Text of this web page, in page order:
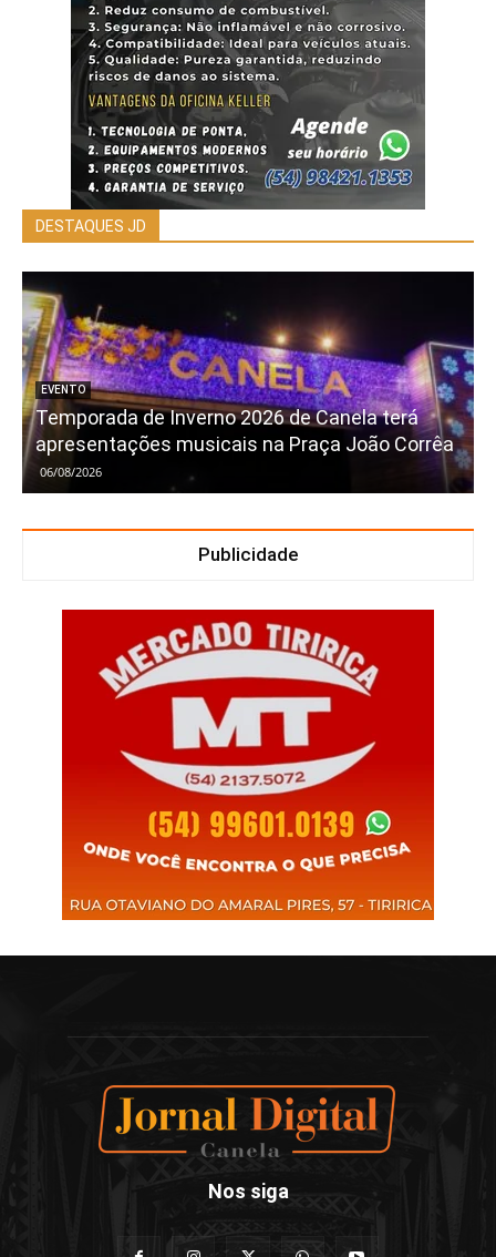
DESTAQUES JD
EVENTO
Temporada de Inverno 2026 de Canela terá
apresentações musicais na Praça João Corrêa
06/08/2026
Publicidade
Nos siga